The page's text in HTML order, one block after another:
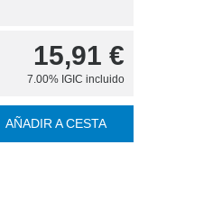
15,91 €
7.00% IGIC incluido
AÑADIR A CESTA